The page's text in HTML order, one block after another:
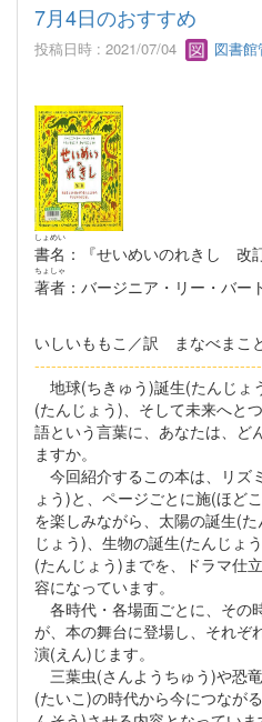
7月4日のおすすめ
投稿日時 : 2021/07/04 図書
書名
しょめい
：『せいめいのれきし 改
著者
ちょしゃ
：バージニア・リー・バ
いしいももこ／訳 まなべまこ
地球(ちきゅう)誕生(たんじょ
(たんじょう)、そして未来へと
語という言葉に、あなたは、ど
ますか。
今回紹介するこの本は、リズ
ょう)と、ページごとに施(ほど
を楽しみながら、太陽の誕生(
じょう)、生物の誕生(たんじょ
(たんじょう)までを、ドラマ仕
容になっています。
各時代・各場面ごとに、その
が、本の舞台に登場し、それぞ
演(えん)じます。
三葉虫(さんようちゅう)や恐
(たいこ)の時代から今につなが